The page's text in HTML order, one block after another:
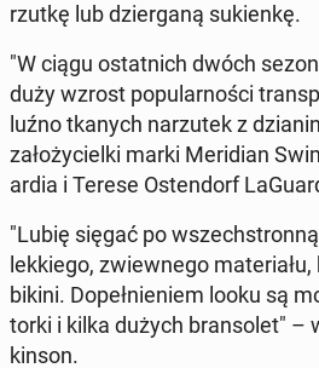
rzut­kę lub dzier­ga­ną su­kien­kę.
"W ciągu ostat­nich dwóch
duży wzrost po­pu­lar­no­ści
luźno tkanych na­rzu­tek z
za­ło­ży­ciel­ki marki Me­ri­dian
ar­dia i Terese Osten­dorf
"Lubię sięgać po
lek­kie­go, zwiew­ne­go
bikini. Do­peł­nie­niem looku są
tor­ki i kilka dużych bran­so­let" –
kin­son.